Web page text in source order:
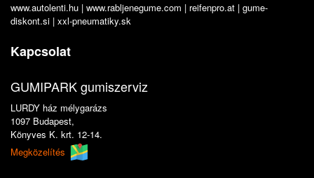
www.autolenti.hu | www.rabljenegume.com | reifenpro.at | gume-
diskont.si | xxl-pneumatiky.sk
Kapcsolat
GUMIPARK gumiszerviz
LURDY ház mélygarázs
1097 Budapest,
Könyves K. krt. 12-14.
Megközelítés